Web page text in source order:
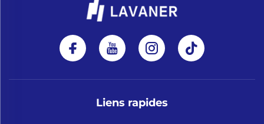
Liens rapides